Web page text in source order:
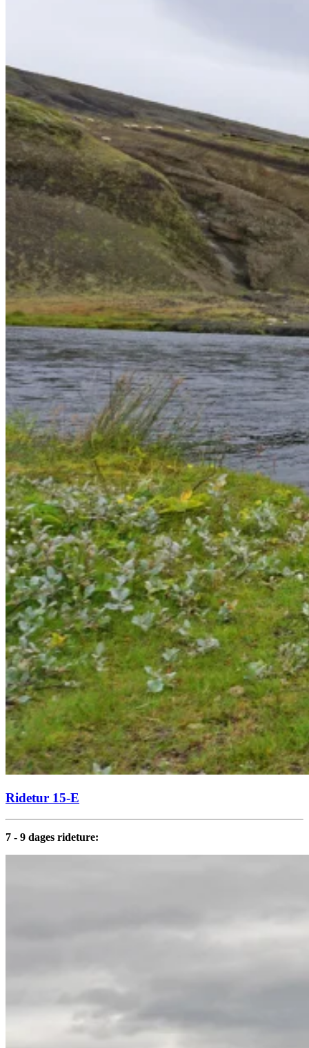
Ridetur 15-E
7 - 9 dages rideture: